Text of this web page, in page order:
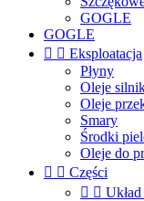
GOGLE
GOGLE
  Eksploatacja
Płyny
Oleje
Oleje
Smary
Środki
Oleje do
  Części
 